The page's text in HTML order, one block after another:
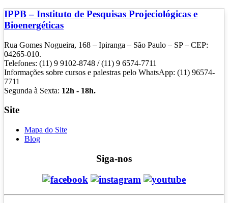
IPPB – Instituto de Pesquisas Projeciológicas e
Bioenergéticas
Rua Gomes Nogueira, 168 – Ipiranga – São Paulo – SP – CEP:
04265-010.
Telefones: (11) 9 9102-8748 / (11) 9 6574-7711
Informações sobre cursos e palestras pelo WhatsApp: (11) 96574-
7711
Segunda à Sexta: 12h - 18h.
Site
Mapa do Site
Blog
Siga-nos